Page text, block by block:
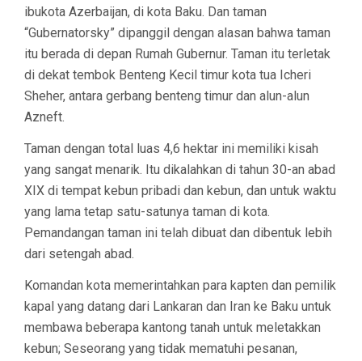
ibukota Azerbaijan, di kota Baku. Dan taman
“Gubernatorsky” dipanggil dengan alasan bahwa taman
itu berada di depan Rumah Gubernur. Taman itu terletak
di dekat tembok Benteng Kecil timur kota tua Icheri
Sheher, antara gerbang benteng timur dan alun-alun
Azneft.
Taman dengan total luas 4,6 hektar ini memiliki kisah
yang sangat menarik. Itu dikalahkan di tahun 30-an abad
XIX di tempat kebun pribadi dan kebun, dan untuk waktu
yang lama tetap satu-satunya taman di kota.
Pemandangan taman ini telah dibuat dan dibentuk lebih
dari setengah abad.
Komandan kota memerintahkan para kapten dan pemilik
kapal yang datang dari Lankaran dan Iran ke Baku untuk
membawa beberapa kantong tanah untuk meletakkan
kebun; Seseorang yang tidak mematuhi pesanan,